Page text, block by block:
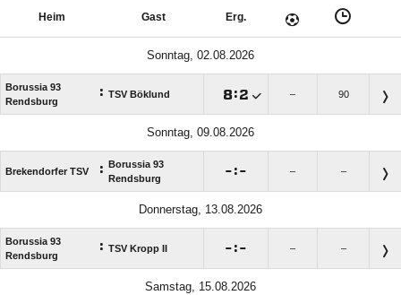
Heim Gast Erg.
Sonntag, 02.08.2026
Borussia 93
Rendsburg
: TSV Böklund : – 90
Sonntag, 09.08.2026
Brekendorfer TSV :
Borussia 93
Rendsburg
: – –
Donnerstag, 13.08.2026
Borussia 93
Rendsburg
: TSV Kropp II : – –
Samstag, 15.08.2026